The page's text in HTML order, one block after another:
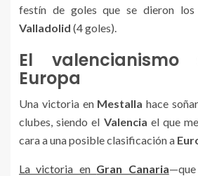
festín de goles que se dieron los
Valladolid (4 goles).
El
Europa
Una victoria en Mestallahace
clubes, siendo el Valencia el que
cara a una posible clasificación a
La victoria en Gran Canaria